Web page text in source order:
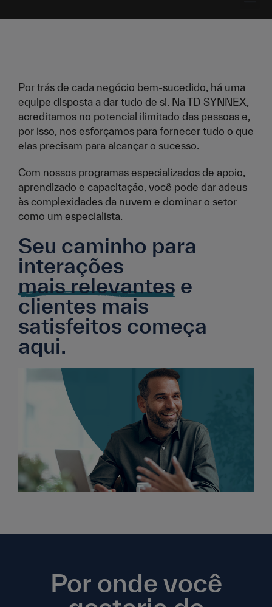
Por trás de cada negócio bem-sucedido, há uma
equipe disposta a dar tudo de si. Na TD SYNNEX,
acreditamos no potencial ilimitado das pessoas e,
por isso, nos esforçamos para fornecer tudo o que
elas precisam para alcançar o sucesso.
Com nossos programas especializados de apoio,
aprendizado e capacitação, você pode dar adeus
às complexidades da nuvem e dominar o setor
como um especialista.
Seu caminho para
interações
mais relevantes e
clientes mais
satisfeitos começa
aqui.
Por onde você